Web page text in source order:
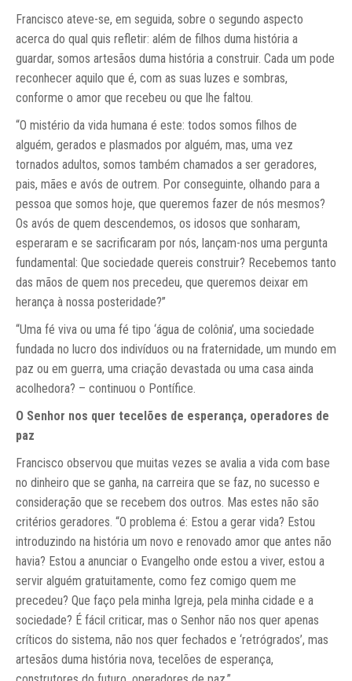
Francisco ateve-se, em seguida, sobre o segundo aspecto
acerca do qual quis refletir: além de filhos duma história a
guardar, somos artesãos duma história a construir. Cada um pode
reconhecer aquilo que é, com as suas luzes e sombras,
conforme o amor que recebeu ou que lhe faltou.
“O mistério da vida humana é este: todos somos filhos de
alguém, gerados e plasmados por alguém, mas, uma vez
tornados adultos, somos também chamados a ser geradores,
pais, mães e avós de outrem. Por conseguinte, olhando para a
pessoa que somos hoje, que queremos fazer de nós mesmos?
Os avós de quem descendemos, os idosos que sonharam,
esperaram e se sacrificaram por nós, lançam-nos uma pergunta
fundamental: Que sociedade quereis construir? Recebemos tanto
das mãos de quem nos precedeu, que queremos deixar em
herança à nossa posteridade?”
“Uma fé viva ou uma fé tipo ‘água de colônia’, uma sociedade
fundada no lucro dos indivíduos ou na fraternidade, um mundo em
paz ou em guerra, uma criação devastada ou uma casa ainda
acolhedora? – continuou o Pontífice.
O Senhor nos quer tecelões de esperança, operadores de
paz
Francisco observou que muitas vezes se avalia a vida com base
no dinheiro que se ganha, na carreira que se faz, no sucesso e
consideração que se recebem dos outros. Mas estes não são
critérios geradores. “O problema é: Estou a gerar vida? Estou
introduzindo na história um novo e renovado amor que antes não
havia? Estou a anunciar o Evangelho onde estou a viver, estou a
servir alguém gratuitamente, como fez comigo quem me
precedeu? Que faço pela minha Igreja, pela minha cidade e a
sociedade? É fácil criticar, mas o Senhor não nos quer apenas
críticos do sistema, não nos quer fechados e ‘retrógrados’, mas
artesãos duma história nova, tecelões de esperança,